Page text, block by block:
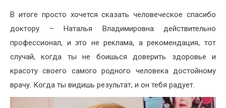
В итоге просто хочется сказать человеческое спасибо
доктору – Наталья Владимировна действительно
профессионал, и это не реклама, а рекомендация, тот
случай, когда ты не боишься доверить здоровье и
красоту своего самого родного человека достойному
врачу. Когда ты видишь результат, и он тебя радует.